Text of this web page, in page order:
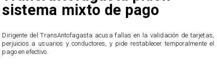
sistema mixto de pago
​Dirigente del TransAntofagasta acusa fallas en la validación de tarjetas,
perjuicios a usuarios y conductores, y pide restablecer temporalmente el
pago en efectivo.